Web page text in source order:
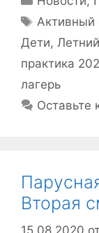
Метки
Активный
Дети,
практика
лагерь
Оставьте
Вторая
15.08.2020